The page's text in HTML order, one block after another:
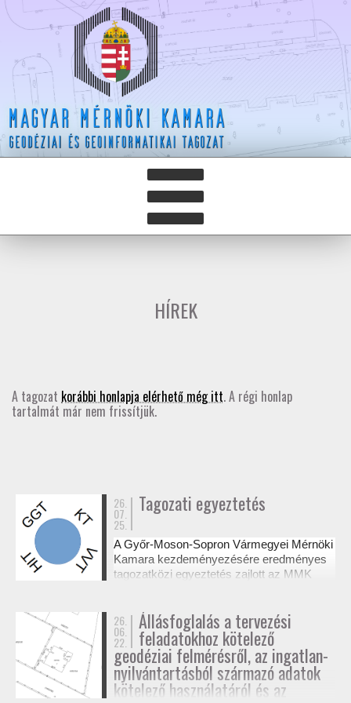
TOVÁBBKÉPZÉSEK
ELNÖKSÉG
MUNKATERVEK, BESZÁMOLÓK
HATÁROZATOK
JOGSZABÁLYOK, SZABÁLYZATOK, SZABVÁNYOK
NÉVJEGYZÉK
SEGÉDLETEK / FAP
HÍREK
A tagozat korábbi honlapja elérhető még itt. A régi honlap
tartalmát már nem frissítjük.
26.
07.
25.
Tagozati egyeztetés
A Győr-Moson-Sopron Vármegyei Mérnöki
Kamara kezdeményezésére eredményes
tagozatközi egyeztetés zajlott az MMK
dokumentációk jogosultsági kérdéseiről. A
résztvevő tagozatok a 327/2015. (XI. 10.)
Korm. rendelet alapján tisztázták a
kompetenciahatárokat, és a jövőben közös
workshopok formájában folytatják a
szakmai együttműködést.
26.
06.
22.
Állásfoglalás a tervezési
feladatokhoz kötelező
geodéziai felmérésről, az ingatlan-
nyilvántartásból származó adatok
kötelező használatáról és az